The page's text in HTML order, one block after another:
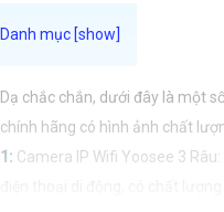
Dạ chắc chắn, dưới đây là một
chính hãng có hình ảnh chất
1: Camera IP Wifi Yoosee 3